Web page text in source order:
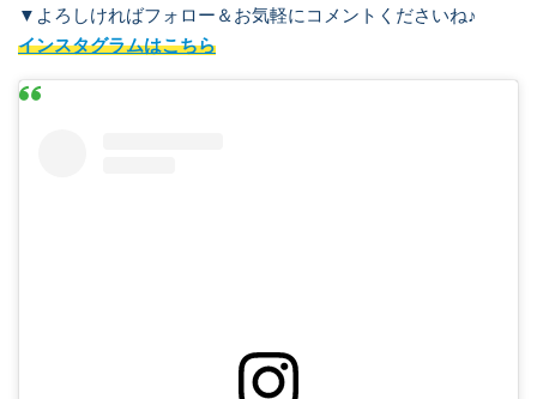
▼よろしければフォロー＆お気軽にコメントくださいね♪
インスタグラムはこちら